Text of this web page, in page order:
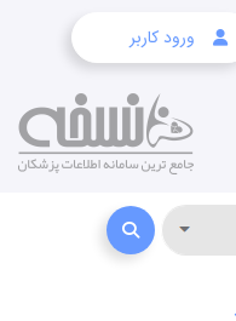
ورود کاربر